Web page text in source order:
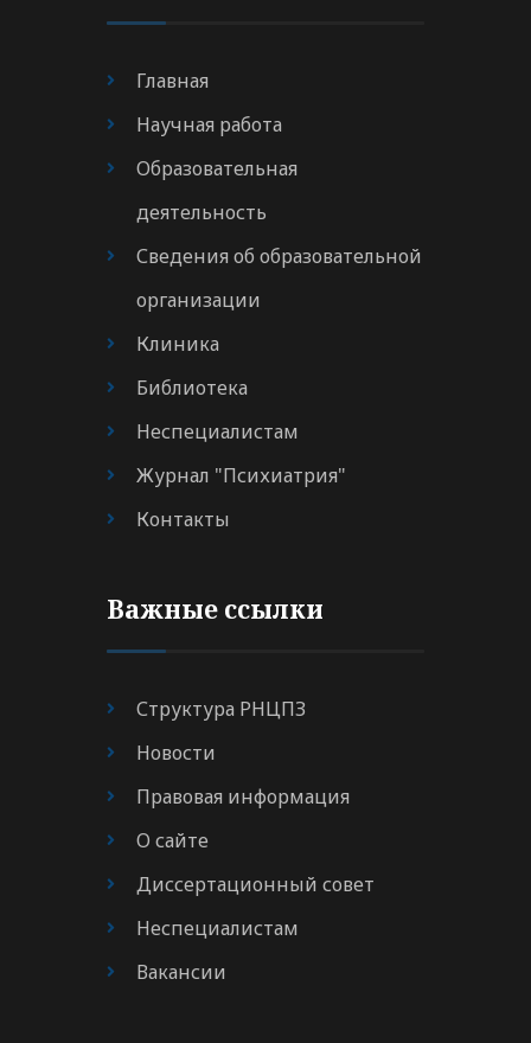
Главная
Научная работа
Образовательная
деятельность
Сведения об образовательной
организации
Клиника
Библиотека
Неспециалистам
Журнал "Психиатрия"
Контакты
Важные ссылки
Структура РНЦПЗ
Новости
Правовая информация
О сайте
Диссертационный совет
Неспециалистам
Вакансии